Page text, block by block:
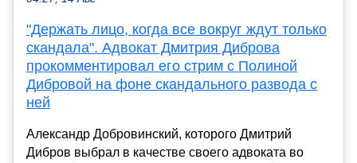
"Держать лицо, когда все вокруг ждут только
скандала". Адвокат Дмитрия Диброва
прокомментировал его стрим с Полиной
Дибровой на фоне скандального развода с
ней
Александр Добровинский, которого Дмитрий
Дибров выбрал в качестве своего адвоката во